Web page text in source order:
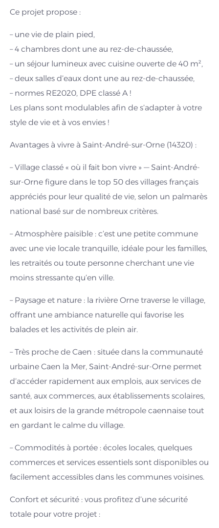
Ce projet propose :
– une vie de plain pied,
– 4 chambres dont une au rez-de-chaussée,
– un séjour lumineux avec cuisine ouverte de 40 m²,
– deux salles d’eaux dont une au rez-de-chaussée,
– normes RE2020, DPE classé A !
Les plans sont modulables afin de s’adapter à votre
style de vie et à vos envies !
Avantages à vivre à Saint-André-sur-Orne (14320) :
– Village classé « où il fait bon vivre » — Saint-André-
sur-Orne figure dans le top 50 des villages français
appréciés pour leur qualité de vie, selon un palmarès
national basé sur de nombreux critères.
– Atmosphère paisible : c’est une petite commune
avec une vie locale tranquille, idéale pour les familles,
les retraités ou toute personne cherchant une vie
moins stressante qu’en ville.
– Paysage et nature : la rivière Orne traverse le village,
offrant une ambiance naturelle qui favorise les
balades et les activités de plein air.
– Très proche de Caen : située dans la communauté
urbaine Caen la Mer, Saint-André-sur-Orne permet
d’accéder rapidement aux emplois, aux services de
santé, aux commerces, aux établissements scolaires,
et aux loisirs de la grande métropole caennaise tout
en gardant le calme du village.
– Commodités à portée : écoles locales, quelques
commerces et services essentiels sont disponibles ou
facilement accessibles dans les communes voisines.
Confort et sécurité : vous profitez d’une sécurité
totale pour votre projet :